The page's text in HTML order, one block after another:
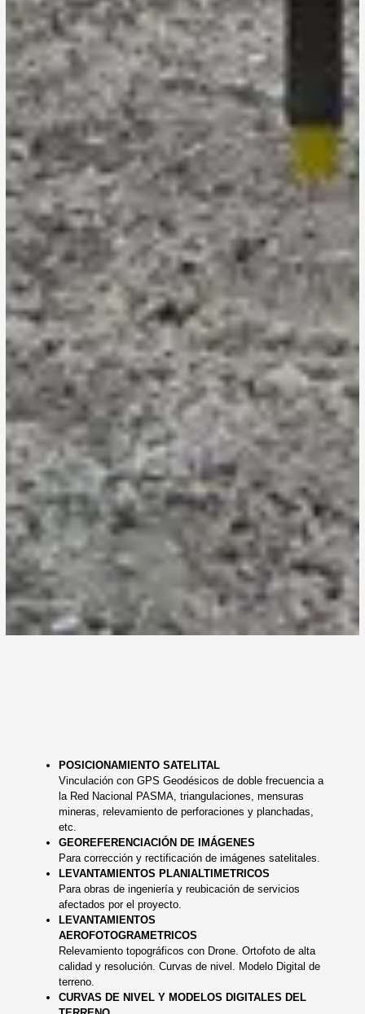
POSICIONAMIENTO SATELITAL
Vinculación con GPS Geodésicos de doble frecuencia a
la Red Nacional PASMA, triangulaciones, mensuras
mineras, relevamiento de perforaciones y planchadas,
etc.
GEOREFERENCIACIÓN DE IMÁGENES
Para corrección y rectificación de imágenes satelitales.
LEVANTAMIENTOS PLANIALTIMETRICOS
Para obras de ingeniería y reubicación de servicios
afectados por el proyecto.
LEVANTAMIENTOS
AEROFOTOGRAMETRICOS
Relevamiento topográficos con Drone. Ortofoto de alta
calidad y resolución. Curvas de nivel. Modelo Digital de
terreno.
CURVAS DE NIVEL Y MODELOS DIGITALES DEL